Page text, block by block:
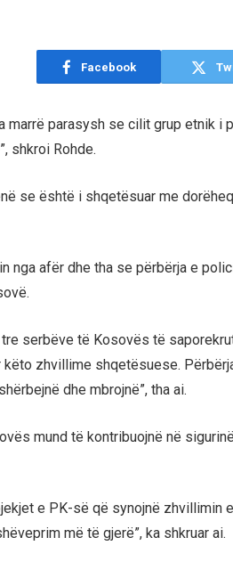
Facebook
parasysh se cilit grup etnik i
shkroi Rohde.
se është i shqetësuar me
nga afër dhe tha se përbërja e
serbëve të Kosovës të
zhvillime shqetësuese.
dhe mbrojnë”, tha ai.
mund të kontribuojnë në
e PK-së që synojnë zhvillimin
më të gjerë”, ka shkruar ai.